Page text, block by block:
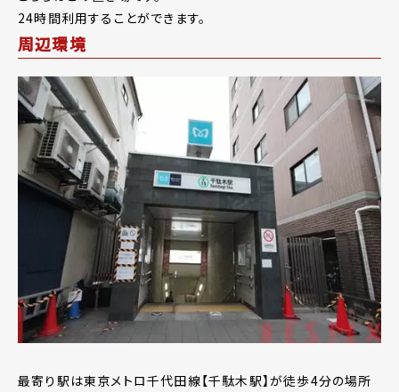
24時間利用することができます。
周辺環境
最寄り駅は東京メトロ千代田線【千駄木駅】が徒歩4分の場所